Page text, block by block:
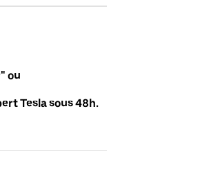
ou
Tesla sous 48h.